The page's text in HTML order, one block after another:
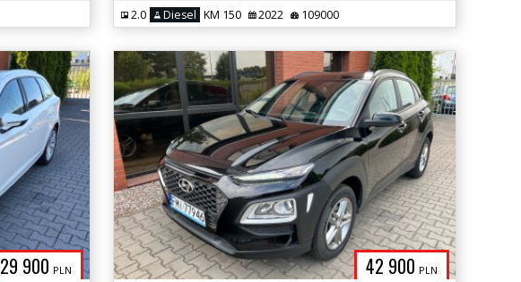
2.0 Diesel KM 150 2022 109000
29 900 PLN 42 900 PLN